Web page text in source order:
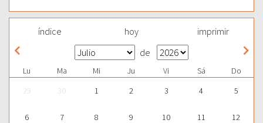
índice hoy imprimir
de
Lu Ma Mi Ju Vi Sá
Do
29
30 1 2 3 4 5
6 7 8 9 10 11 12